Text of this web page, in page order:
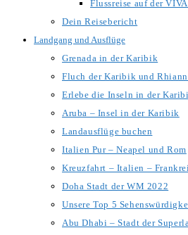
Flussreise auf der
Dein Reisebericht
Landgang und Ausflüge
Grenada in der Karibik
Fluch der Karibik und
Erlebe die Inseln in der
Aruba – Insel in der Karibik
Landausflüge buchen
Italien Pur – Neapel und Rom
Kreuzfahrt – Italien –
Doha Stadt der WM 2022
Unsere Top 5
Abu Dhabi – Stadt der